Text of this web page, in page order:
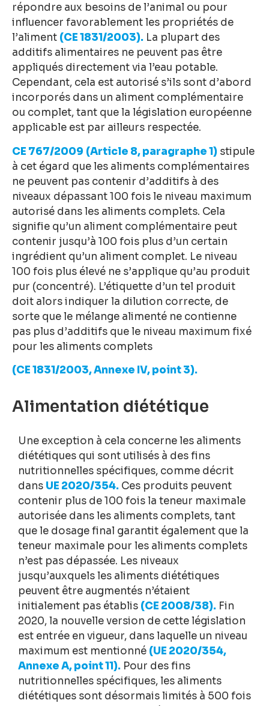
répondre aux besoins de l’animal ou pour
influencer favorablement les propriétés de
l’aliment (CE 1831/2003). La plupart des
additifs alimentaires ne peuvent pas être
appliqués directement via l’eau potable.
Cependant, cela est autorisé s’ils sont d’abord
incorporés dans un aliment complémentaire
ou complet, tant que la législation européenne
applicable est par ailleurs respectée.
CE 767/2009 (Article 8, paragraphe 1) stipule
à cet égard que les aliments complémentaires
ne peuvent pas contenir d’additifs à des
niveaux dépassant 100 fois le niveau maximum
autorisé dans les aliments complets. Cela
signifie qu’un aliment complémentaire peut
contenir jusqu’à 100 fois plus d’un certain
ingrédient qu’un aliment complet. Le niveau
100 fois plus élevé ne s’applique qu’au produit
pur (concentré). L’étiquette d’un tel produit
doit alors indiquer la dilution correcte, de
sorte que le mélange alimenté ne contienne
pas plus d’additifs que le niveau maximum fixé
pour les aliments complets
(CE 1831/2003, Annexe IV, point 3).
Alimentation diététique
Une exception à cela concerne les aliments
diététiques qui sont utilisés à des fins
nutritionnelles spécifiques, comme décrit
dans UE 2020/354. Ces produits peuvent
contenir plus de 100 fois la teneur maximale
autorisée dans les aliments complets, tant
que le dosage final garantit également que la
teneur maximale pour les aliments complets
n’est pas dépassée. Les niveaux
jusqu’auxquels les aliments diététiques
peuvent être augmentés n’étaient
initialement pas établis (CE 2008/38). Fin
2020, la nouvelle version de cette législation
est entrée en vigueur, dans laquelle un niveau
maximum est mentionné (UE 2020/354,
Annexe A, point 11). Pour des fins
nutritionnelles spécifiques, les aliments
diététiques sont désormais limités à 500 fois